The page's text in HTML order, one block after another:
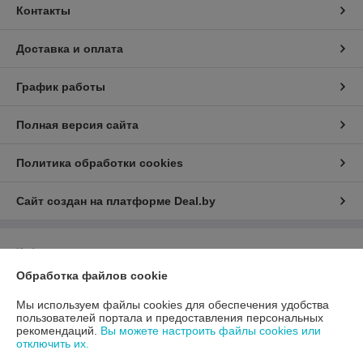
Контакты
Доставка и оплата
График работы
Полная версия сайта
Политика обработки cookies
Сайт создан на платформе Deal.by
Информация для покупателя
Юридическое лицо:Общество с ограниченной ответственностью
220036, г. Минск, 3-й Загородный пер., д.4В., пом.52
Регистрационный номер ЕГР: 193805773
Обработка файлов cookie
Мы используем файлы cookies для обеспечения удобства
пользователей портала и предоставления персональных
рекомендаций. Вы можете настроить файлы cookies или
отключить их.